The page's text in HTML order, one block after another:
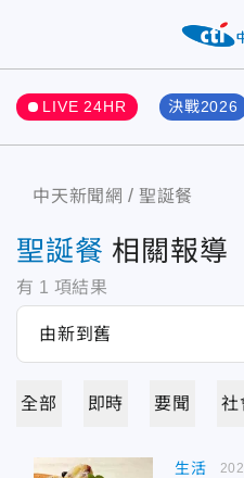
LIVE 24HR 決戰2026
中天新聞網 聖誕餐
聖誕餐 相關報導
有 1 項結果
全部 即時 要聞 社
生活